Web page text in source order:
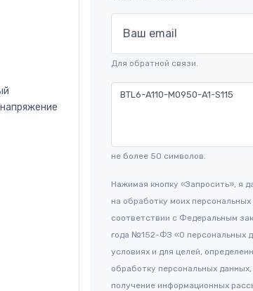
Ваш email
Для обратной связи.
не более 50 символов.
Нажимая кнопку «Запросить», я
на обработку моих персональных
соответствии с Федеральным
года №152-ФЗ «О персональных
условиях и для целей,
обработку персональных
получение информационных